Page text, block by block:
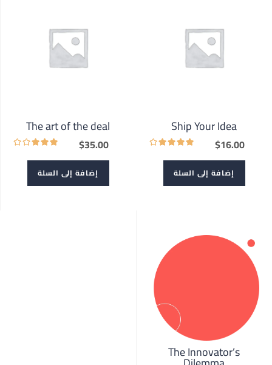
Ship Your Idea
$16.00
إضافة إلى السلة
The art of the deal
$35.00
إضافة إلى السلة
The Innovator’s